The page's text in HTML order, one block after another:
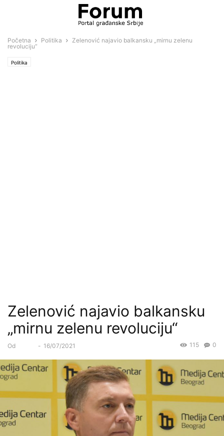
Početna Politika
Zelenović najavio balkansku „mirnu zelenu
revoluciju“
Politika
Zelenović najavio balkansku
„mirnu zelenu revoluciju“
Od - 16/07/2021 0
115